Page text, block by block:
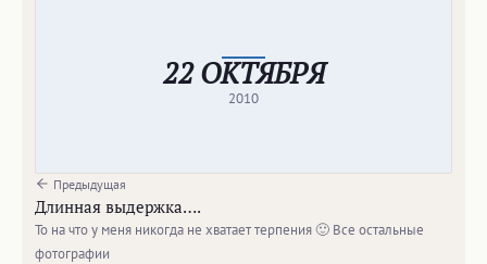
22 ОКТЯБРЯ
2010
Предыдущая
Длинная выдержка….
То на что у меня никогда не хватает терпения 🙂 Все остальные
фотографии